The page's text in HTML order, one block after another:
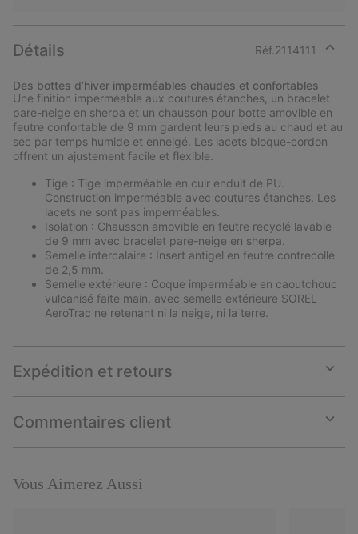
Détails Réf. 2114111
section
Des bottes d’hiver imperméables chaudes et confortables
Une finition imperméable aux coutures étanches, un bracelet
pare-neige en sherpa et un chausson pour botte amovible en
feutre confortable de 9 mm gardent leurs pieds au chaud et au
sec par temps humide et enneigé. Les lacets bloque-cordon
offrent un ajustement facile et flexible.
Tige : Tige imperméable en cuir enduit de PU.
Construction imperméable avec coutures étanches. Les
lacets ne sont pas imperméables.
Isolation : Chausson amovible en feutre recyclé lavable
de 9 mm avec bracelet pare-neige en sherpa.
Semelle intercalaire : Insert antigel en feutre contrecollé
de 2,5 mm.
Semelle extérieure : Coque imperméable en caoutchouc
vulcanisé faite main, avec semelle extérieure SOREL
AeroTrac ne retenant ni la neige, ni la terre.
Expédition et retours
or
Commentaires client
or
Vous Aimerez Aussi